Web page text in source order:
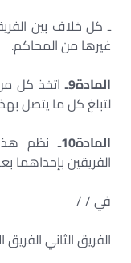
ـ كل خلاف بين
غيرها من المحاكم.
المادة9ـ اتخذ كل من
لتبلغ كل ما يتصل
المادة10 ـ نظم
الفريقين بإحداهما
في / /
الفريق الثاني الفريق